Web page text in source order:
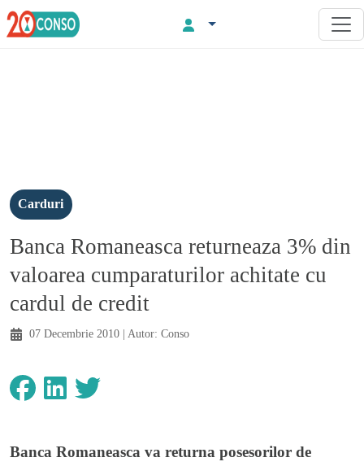
Carduri
Banca Romaneasca returneaza 3% din
valoarea cumparaturilor achitate cu
cardul de credit
07 Decembrie 2010 | Autor: Conso
Banca Romaneasca va returna posesorilor de